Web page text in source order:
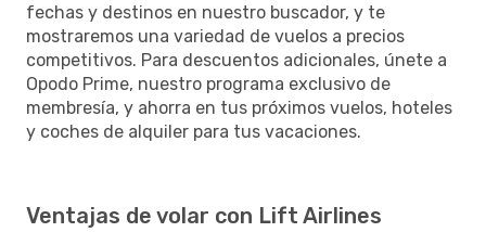
fechas y destinos en nuestro buscador, y te
mostraremos una variedad de vuelos a precios
competitivos. Para descuentos adicionales, únete a
Opodo Prime, nuestro programa exclusivo de
membresía, y ahorra en tus próximos vuelos, hoteles
y coches de alquiler para tus vacaciones.
Ventajas de volar con Lift Airlines